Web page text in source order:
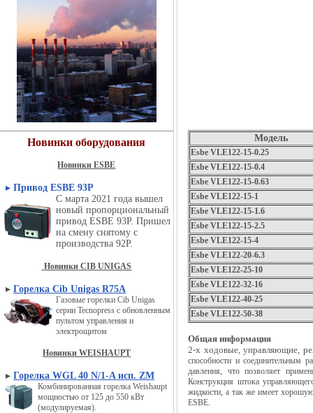
Новинки оборудования
Новинки ESBE
▸ Привод ESBE 93P
С марта 2021 года вышел
новый пропорциональный
привод ESBE 93P. Пришел
на смену снятому с
производства 92P.
Новинки CIB UNIGAS
▸ Горелка Cib Unigas R75A
Газовые горелки Cib Unigas
серии Tecnopress с обновленным
пультом управления и
электрощитом
Новинки WEISHAUPT
▸ Горелка WGL 40 N/1-A исп. ZM
Комбинированная горелка Weishaupt
мощностью от 125 до 550 кВт
(модулируемая).
Модель
Esbe VLE122-15-0.25
Esbe VLE122-15-0.4
Esbe VLE122-15-0.63
Esbe VLE122-15-1
Esbe VLE122-15-1.6
Esbe VLE122-15-2.5
Esbe VLE122-15-4
Esbe VLE122-20-6.3
Esbe VLE122-25-10
Esbe VLE122-32-16
Esbe VLE122-40-25
Esbe VLE122-50-38
Общая информация
2-х ходовые, управляющие,
способности и соединительным
давления, что позволяет
Конструкция штока
жидкости, а так же имеет
ESBE.